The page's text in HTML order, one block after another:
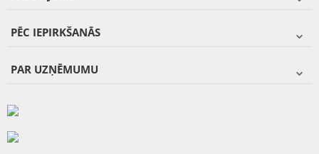
PĒC IEPIRKŠANĀS
PAR UZŅĒMUMU